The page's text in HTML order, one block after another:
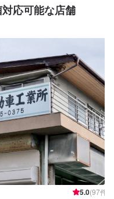
応可能な店舗
5.0(97件)